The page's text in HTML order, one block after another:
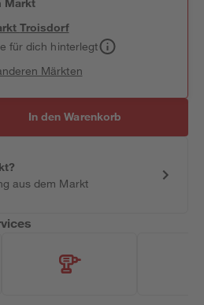
Troisdorf
für dich hinterlegt
Märkten
In den Warenkorb
aus dem Markt